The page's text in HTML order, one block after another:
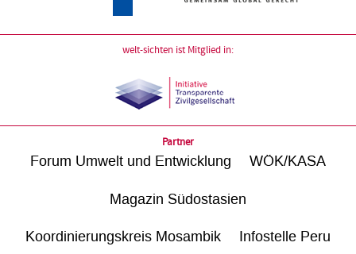
welt-sichten ist Mitglied in:
Partner
Forum Umwelt und Entwicklung WÖK/KASA
Magazin Südostasien
Koordinierungskreis Mosambik Infostelle Peru